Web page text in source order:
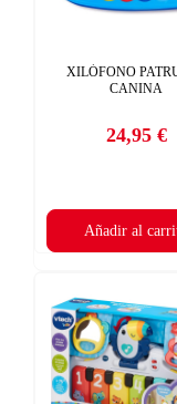
XILÓFONO
CANINA
Precio
24,95 €
Añadir al